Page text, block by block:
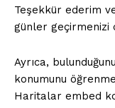
Teşekkür ederim
günler geçirmenizi
Ayrıca,
konumunu
Haritalar embed